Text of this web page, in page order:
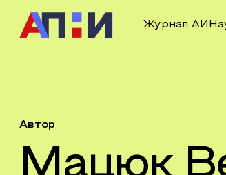
Журнал АИ
Автор
Мацюк